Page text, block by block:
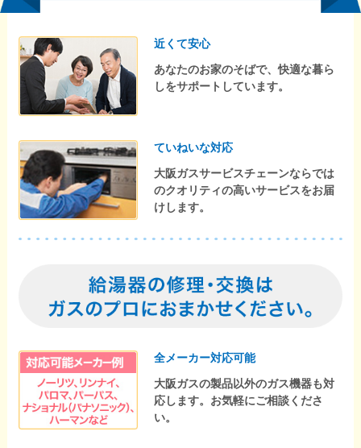
近くて安心
あなたのお家のそばで、快適な暮ら
しをサポートしています。
ていねいな対応
大阪ガスサービスチェーンならでは
のクオリティの高いサービスをお届
けします。
全メーカー対応可能
大阪ガスの製品以外のガス機器も対
応します。お気軽にご相談くださ
い。